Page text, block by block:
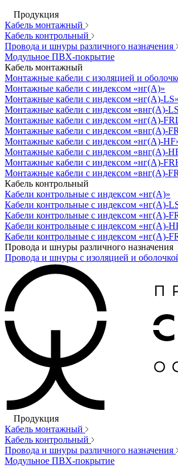
Продукция
Кабель монтажный
Кабель контрольный
Провода и шнуры различного назначения
Модульное ПВХ-покрытие
Кабель монтажный
Монтажные кабели с изоляцией и
Монтажные кабели с индексом «нг(А)»
Монтажные кабели с индексом «нг(А)-LS»
Монтажные кабели с индексом «внг(А)-
Монтажные кабели с индексом «нг(А)-
Монтажные кабели с индексом «внг(А)-
Монтажные кабели с индексом «нг(А)-
Монтажные кабели с индексом «внг(А)-
Монтажные кабели с индексом «нг(А)-
Монтажные кабели с индексом «внг(А)-
Кабель контрольный
Кабели контрольные с индексом «нг(А)»
Кабели контрольные с индексом «нг(А)-
Кабели контрольные с индексом «нг(А)-
Кабели контрольные с индексом «нг(А)-
Кабели контрольные с индексом «нг(А)-
Провода и шнуры различного назначения
Провода и шнуры с изоляцией и
Продукция
Кабель монтажный
Кабель контрольный
Провода и шнуры различного назначения
Модульное ПВХ-покрытие